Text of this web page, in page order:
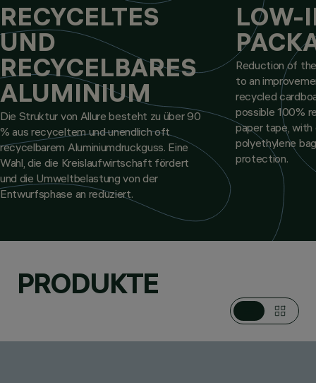
RECYCELTES
UND
RECYCELBARES
ALUMINIUM
Die Struktur von Allure besteht zu über 90
% aus recyceltem und unendlich oft
recycelbarem Aluminiumdruckguss. Eine
Wahl, die die Kreislaufwirtschaft fördert
und die Umweltbelastung von der
Entwurfsphase an reduziert.
LOW-
Reduction of
to an
recycled
possible 100%
paper tape, with
polyethylene
protection.
PRODUKTE